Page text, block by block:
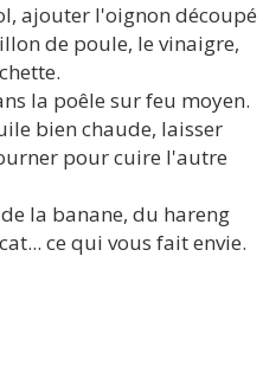
ajouter l'oignon découpé
de poule, le vinaigre,
la poêle sur feu moyen.
bien chaude, laisser
pour cuire l'autre
la banane, du hareng
ce qui vous fait envie.